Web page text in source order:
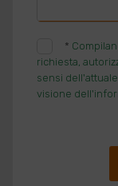
*
richiesta,
sensi
visione